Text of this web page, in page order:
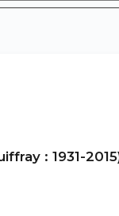
: 1931-